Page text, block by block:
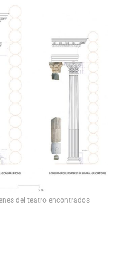
del teatro encontrados